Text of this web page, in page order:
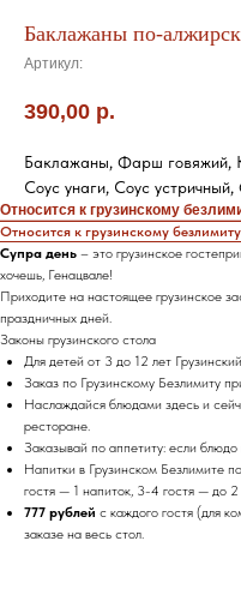
Баклажаны по-
Артикул:
390,00 р.
Баклажаны, Фарш говяжий,
Соус унаги, Соус
Относится к грузинскому
Относится к грузинскому безлимиту
Супра день – это грузинское
хочешь, Генацвале!
Приходите на настоящее грузинское
праздничных дней.
Законы грузинского стола
Для детей от 3 до 12 лет
Заказ по Грузинскому Безлимиту
Наслаждайся блюдами здесь и
ресторане.
Заказывай по аппетиту: если
Напитки в Грузинском Безлимите
гостя — 1 напиток, 3-4 гостя — до
777 рублей с каждого гостя (для
заказе на весь стол.